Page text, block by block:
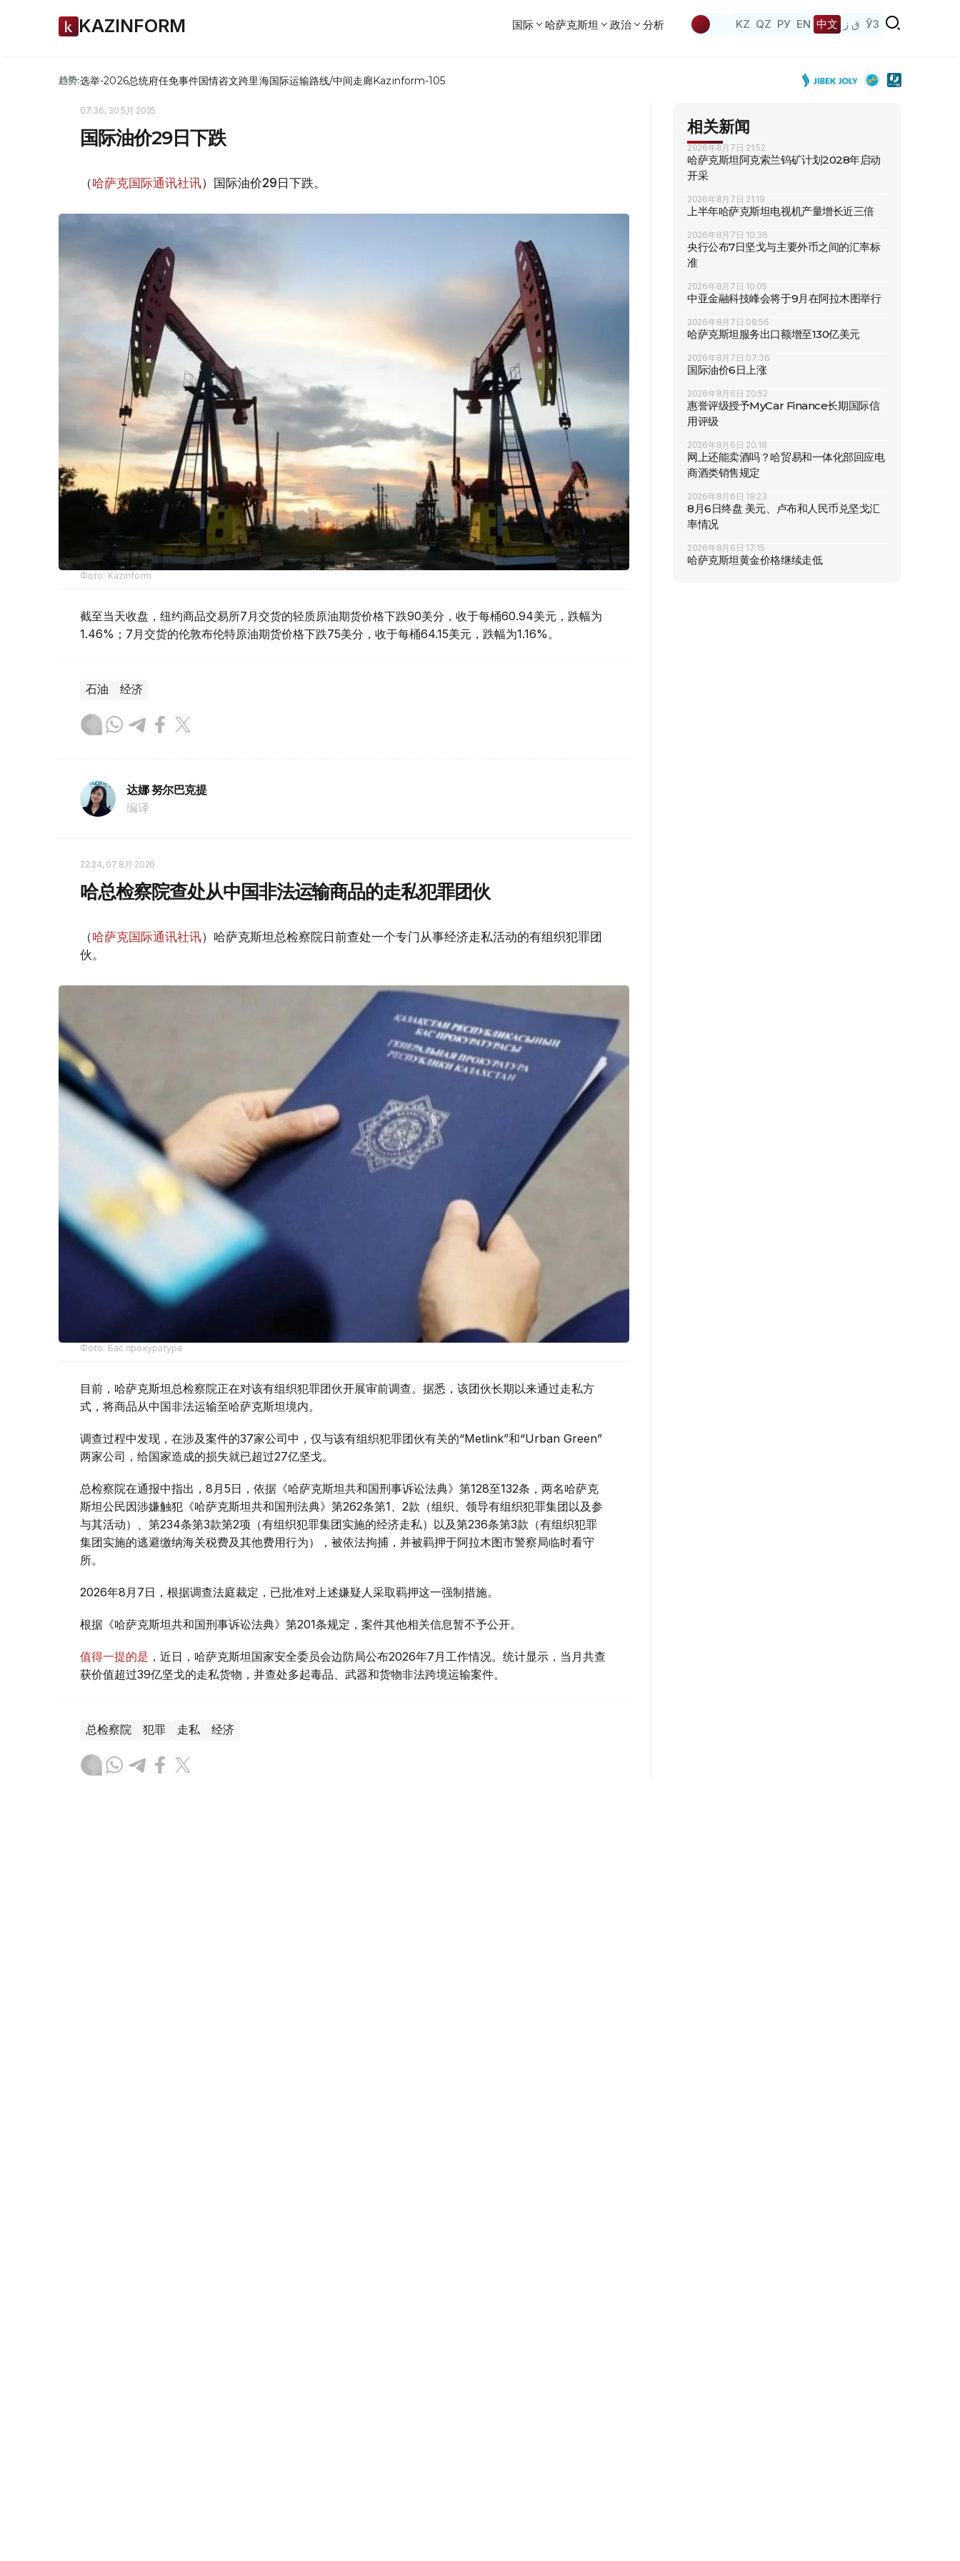
KAZINFORM 国际 哈萨克斯坦 政治 分析 KZ QZ РУ EN 中文 ق ز ЎЗ
趋势:选举-2026总统府任免事件国情咨文跨里海国际运输路线/中间走廊Kazinform-105
07:36, 30 5月 2025
国际油价29日下跌
（哈萨克国际通讯社讯）国际油价29日下跌。
Фото: Kazinform
截至当天收盘，纽约商品交易所7月交货的轻质原油期货价格下跌90美分，收于每桶60.94美元，跌幅为
1.46%；7月交货的伦敦布伦特原油期货价格下跌75美分，收于每桶64.15美元，跌幅为1.16%。
石油 经济
达娜 努尔巴克提
编译
22:24, 07 8月 2026
哈总检察院查处从中国非法运输商品的走私犯罪团伙
（哈萨克国际通讯社讯）哈萨克斯坦总检察院日前查处一个专门从事经济走私活动的有组织犯罪团
伙。
Фото: Бас прокуратура
目前，哈萨克斯坦总检察院正在对该有组织犯罪团伙开展审前调查。据悉，该团伙长期以来通过走私方
式，将商品从中国非法运输至哈萨克斯坦境内。
调查过程中发现，在涉及案件的37家公司中，仅与该有组织犯罪团伙有关的“Metlink”和“Urban Green”
两家公司，给国家造成的损失就已超过27亿坚戈。
总检察院在通报中指出，8月5日，依据《哈萨克斯坦共和国刑事诉讼法典》第128至132条，两名哈萨克
斯坦公民因涉嫌触犯《哈萨克斯坦共和国刑法典》第262条第1、2款（组织、领导有组织犯罪集团以及参
与其活动）、第234条第3款第2项（有组织犯罪集团实施的经济走私）以及第236条第3款（有组织犯罪
集团实施的逃避缴纳海关税费及其他费用行为），被依法拘捕，并被羁押于阿拉木图市警察局临时看守
所。
2026年8月7日，根据调查法庭裁定，已批准对上述嫌疑人采取羁押这一强制措施。
根据《哈萨克斯坦共和国刑事诉讼法典》第201条规定，案件其他相关信息暂不予公开。
值得一提的是 ，近日，哈萨克斯坦国家安全委员会边防局公布2026年7月工作情况。统计显示，当月共查
获价值超过39亿坚戈的走私货物，并查处多起毒品、武器和货物非法跨境运输案件。
总检察院 犯罪 走私 经济
相关新闻
2026年8月7日 21:52
哈萨克斯坦阿克索兰钨矿计划2028年启动
开采
2026年8月7日 21:19
上半年哈萨克斯坦电视机产量增长近三倍
2026年8月7日 10:36
央行公布7日坚戈与主要外币之间的汇率标
准
2026年8月7日 10:05
中亚金融科技峰会将于9月在阿拉木图举行
2026年8月7日 08:56
哈萨克斯坦服务出口额增至130亿美元
2026年8月7日 07:36
国际油价6日上涨
2026年8月6日 20:52
惠誉评级授予MyCar Finance长期国际信
用评级
2026年8月6日 20:18
网上还能卖酒吗？哈贸易和一体化部回应电
商酒类销售规定
2026年8月6日 19:23
8月6日终盘 美元、卢布和人民币兑坚戈汇
率情况
2026年8月6日 17:15
哈萨克斯坦黄金价格继续走低